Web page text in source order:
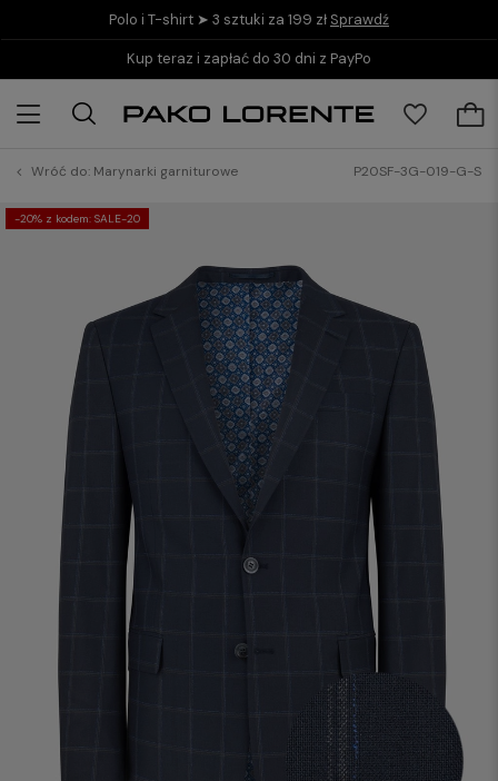
Polo i T-shirt ➤ 3 sztuki za 199 zł Sprawdź
Kup teraz i zapłać do 30 dni z PayPo
Wróć do: Marynarki garniturowe P20SF-3G-019-G-S
-20% z kodem: SALE-20